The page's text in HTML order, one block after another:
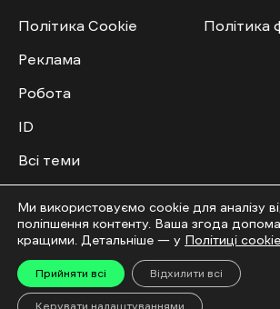
Політика Cookie
Реклама
Робота
ID
Всі теми
Політика
Мультимедіа
Відео
Ми використовуємо cookie для аналізу
поліпшення контенту. Ваша згода
кращими. Детальніше — у Політиці cookie
Прийняти всі Відхилити всі
Керувати налаштуваннями